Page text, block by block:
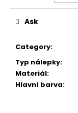
Category:
Typ nálepky:
Materiál:
Hlavní barva:
Ask